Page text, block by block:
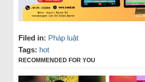
Filed in: Pháp luật
Tags: hot
RECOMMENDED FOR YOU